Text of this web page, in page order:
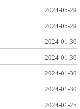
2024-05-29
2024-05-29
2024-01-30
2024-01-30
2024-01-30
2024-01-30
2024-01-25